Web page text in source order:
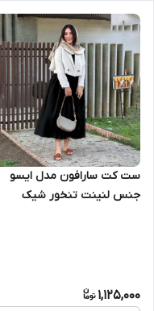
ست کت سارافون مدل ایسو
جنس لنینت تنخور شیک
1,125,000